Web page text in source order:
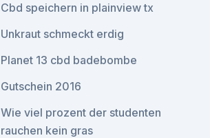
Cbd speichern in plainview tx
Unkraut schmeckt erdig
Planet 13 cbd badebombe
Gutschein 2016
Wie viel prozent der studenten
rauchen kein gras